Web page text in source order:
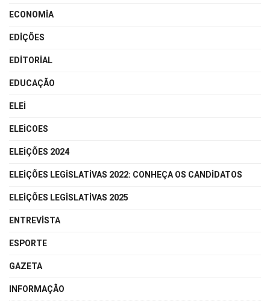
ECONOMIA
EDIÇÕES
EDITORIAL
EDUCAÇÃO
ELEI
ELEICOES
ELEIÇÕES 2024
ELEIÇÕES LEGISLATIVAS 2022: CONHEÇA OS CANDIDATOS
ELEIÇÕES LEGISLATIVAS 2025
ENTREVISTA
ESPORTE
GAZETA
INFORMAÇÃO